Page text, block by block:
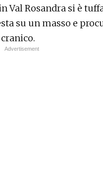
Val Rosandra si è
su un masso e